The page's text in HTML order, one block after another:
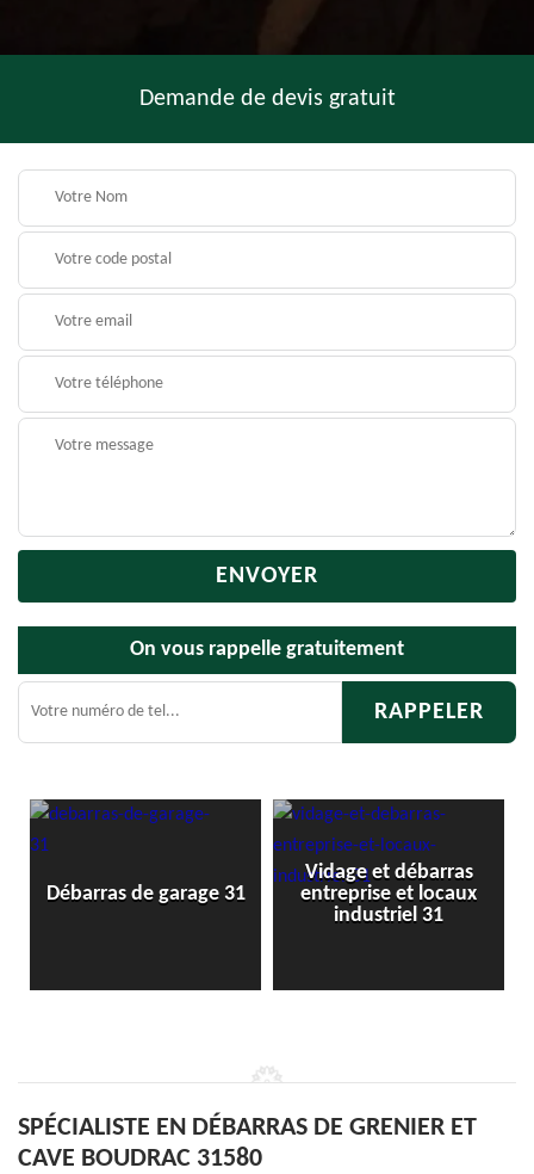
Demande de devis gratuit
On vous rappelle gratuitement
de garage 31
Vidage et débarras
entreprise et locaux
industriel 31
Débarras
SPÉCIALISTE EN DÉBARRAS DE GRENIER ET
CAVE BOUDRAC 31580